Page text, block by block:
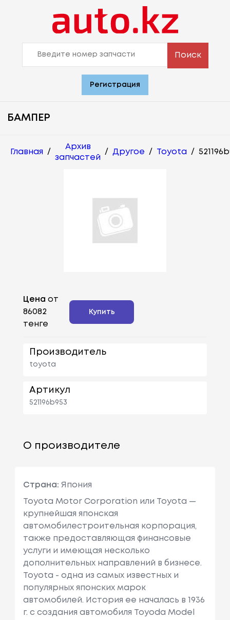
Поиск
Регистрация
БАМПЕР
Главная /
Архив
запчастей
/ Другое / Toyota /
Цена от
86082
тенге
Купить
Производитель
toyota
Артикул
521196b953
О производителе
Страна: Япония
Toyota Motor Corporation или Toyota —
крупнейшая японская
автомобилестроительная корпорация,
также предоставляющая финансовые
услуги и имеющая несколько
дополнительных направлений в бизнесе.
Toyota - одна из самых известных и
популярных японских марок
автомобилей. История ее началась в 1936
г. с создания автомобиля Toyoda Model